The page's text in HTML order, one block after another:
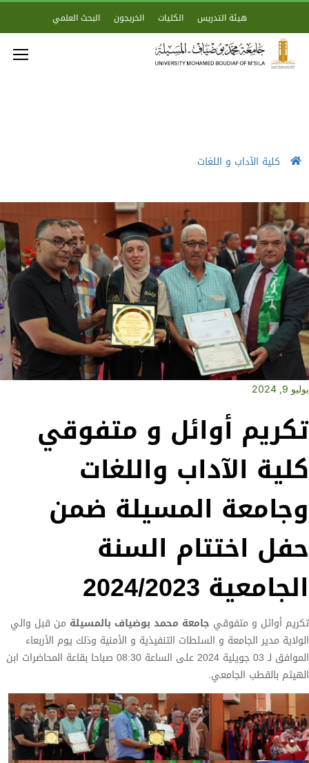
هيئة التدريس الكليات الخريجون البحث العلمي
كلية الآداب و اللغات
يوليو 9, 2024
تكريم أوائل و متفوقي
كلية الآداب واللغات
وجامعة المسيلة ضمن
حفل اختتام السنة
الجامعية 2024/2023
تكريم أوائل و متفوقي جامعة محمد بوضياف بالمسيلة من قبل والي
الولاية مدير الجامعة و السلطات التنفيذية و الأمنية وذلك يوم الأربعاء
الموافق لـ 03 جويلية 2024 على الساعة 08:30 صباحا بقاعة المحاضرات ابن
الهيثم بالقطب الجامعي.